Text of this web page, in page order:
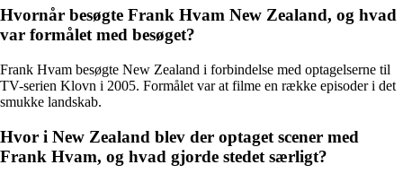
Hvornår besøgte Frank Hvam New Zealand, og hvad
var formålet med besøget?
Frank Hvam besøgte New Zealand i forbindelse med optagelserne til
TV-serien Klovn i 2005. Formålet var at filme en række episoder i det
smukke landskab.
Hvor i New Zealand blev der optaget scener med
Frank Hvam, og hvad gjorde stedet særligt?